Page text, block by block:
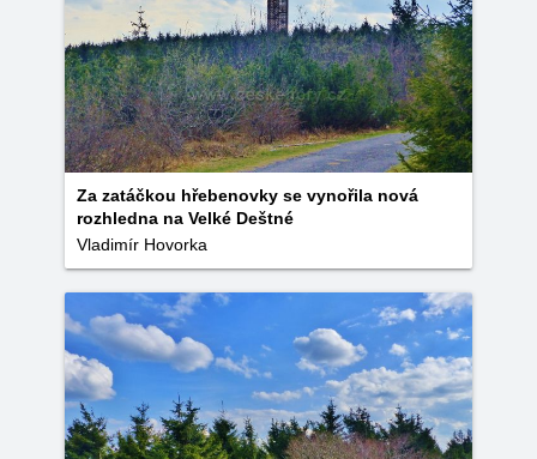
Za zatáčkou hřebenovky se vynořila nová
rozhledna na Velké Deštné
Vladimír Hovorka